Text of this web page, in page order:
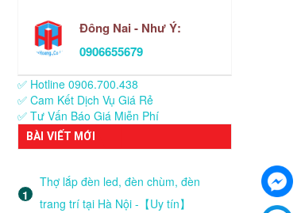
Đông Nai - Như Ý:
0906655679
✅ Hotline 0906.700.438
✅ Cam Kết Dịch Vụ Giá Rẻ
✅ Tư Vấn Báo Giá Miễn Phí
BÀI VIẾT MỚI
Thợ lắp đèn led, đèn chùm, đèn
trang trí tại Hà Nội -【Uy tín】